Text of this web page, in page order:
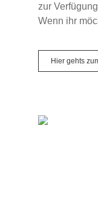
zur
Wenn ihr
Hier gehts